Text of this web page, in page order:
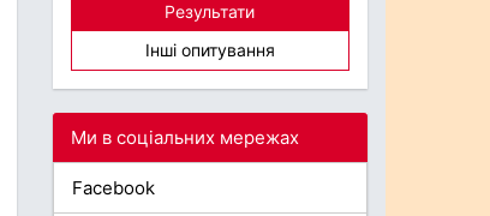
Результати
Інші опитування
Ми в соціальних мережах
Facebook